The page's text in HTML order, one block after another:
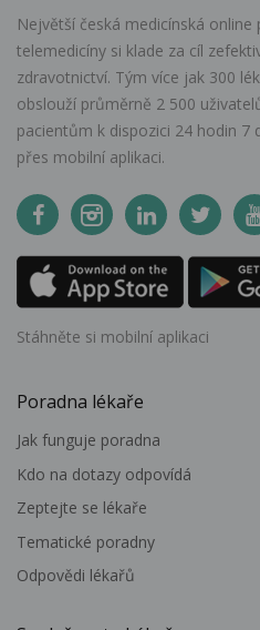
Největší česká medicínská
telemedicíny si klade za cíl
zdravotnictví. Tým více jak 300
obslouží průměrně 2 500
pacientům k dispozici 24 hodin 7
přes mobilní aplikaci.
Stáhněte si mobilní aplikaci
Poradna lékaře
Jak funguje poradna
Kdo na dotazy odpovídá
Zeptejte se lékaře
Tematické poradny
Odpovědi lékařů